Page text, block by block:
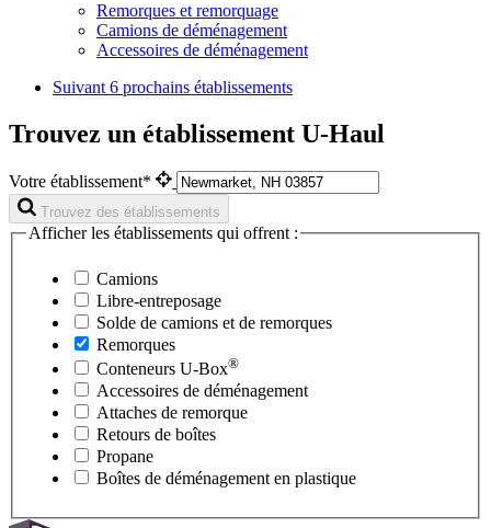
Remorques et remorquage
Camions de déménagement
Accessoires de déménagement
Suivant 6 prochains établissements
Trouvez un établissement U-Haul
Votre établissement*
Trouvez des établissements
Afficher les établissements qui offrent :
Camions
Libre-entreposage
Solde de camions et de remorques
Remorques
Conteneurs U-Box®
Accessoires de déménagement
Attaches de remorque
Retours de boîtes
Propane
Boîtes de déménagement en plastique